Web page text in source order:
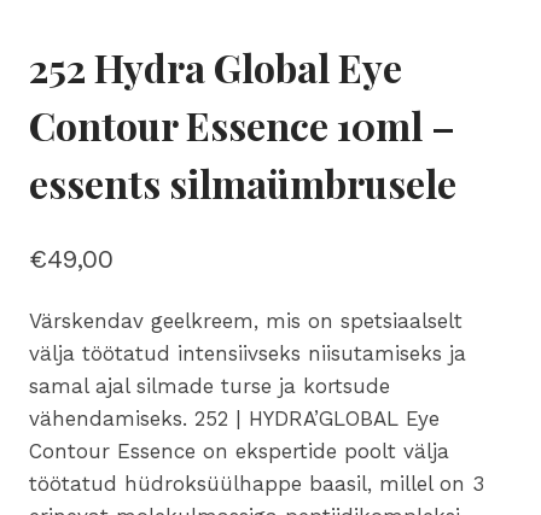
252 Hydra Global Eye
Contour Essence 10ml –
essents silmaümbrusele
€49,00
Värskendav geelkreem, mis on spetsiaalselt
välja töötatud intensiivseks niisutamiseks ja
samal ajal silmade turse ja kortsude
vähendamiseks. 252 | HYDRA’GLOBAL Eye
Contour Essence on ekspertide poolt välja
töötatud hüdroksüülhappe baasil, millel on 3